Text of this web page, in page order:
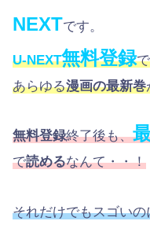
NEXTです。
U-NEXT無料登録
あらゆる漫画の最新巻
無料登録終了後も、
で読めるなんて・・！
それだけでもスゴいの